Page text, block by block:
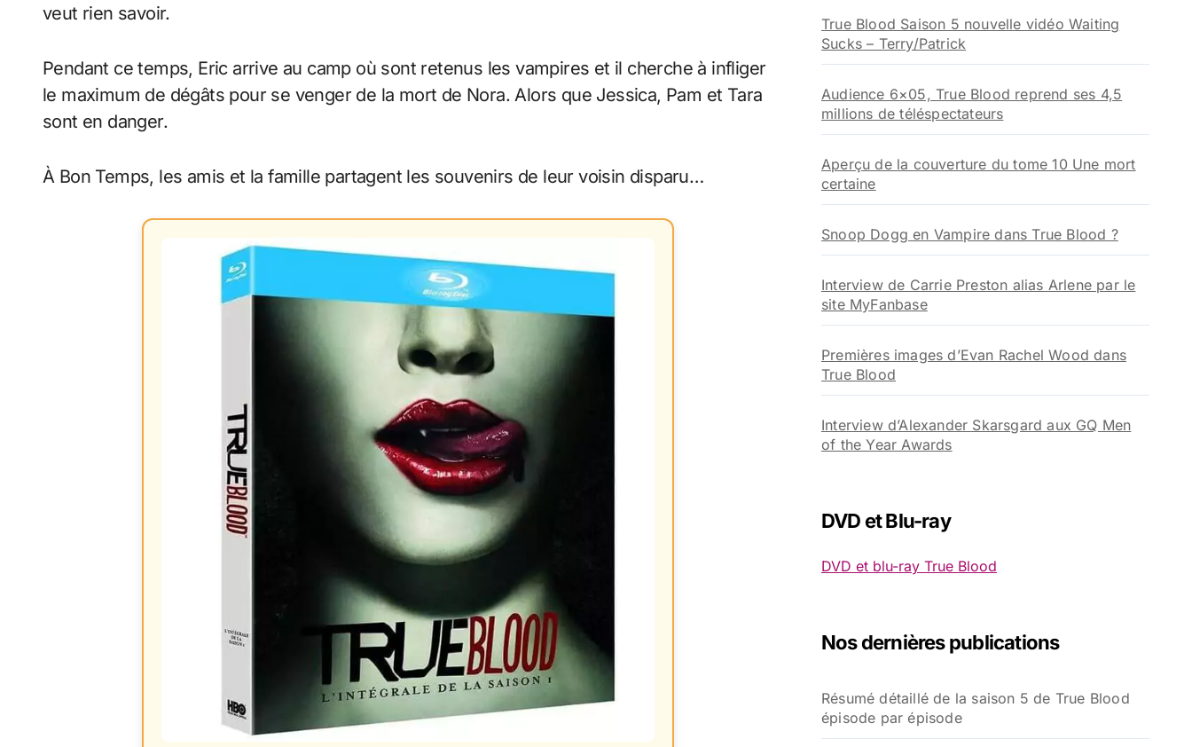
veut rien savoir.
Pendant ce temps, Eric arrive au camp où sont retenus les vampires et il cherche à infliger
le maximum de dégâts pour se venger de la mort de Nora. Alors que Jessica, Pam et Tara
sont en danger.
À Bon Temps, les amis et la famille partagent les souvenirs de leur voisin disparu…
True Blood Saison 5 nouvelle vidéo Waiting
Sucks – Terry/Patrick
Audience 6×05, True Blood reprend ses 4,5
millions de téléspectateurs
Aperçu de la couverture du tome 10 Une mort
certaine
Snoop Dogg en Vampire dans True Blood ?
Interview de Carrie Preston alias Arlene par le
site MyFanbase
Premières images d’Evan Rachel Wood dans
True Blood
Interview d’Alexander Skarsgard aux GQ Men
of the Year Awards
DVD et Blu-ray
DVD et blu-ray True Blood
Nos dernières publications
Résumé détaillé de la saison 5 de True Blood
épisode par épisode